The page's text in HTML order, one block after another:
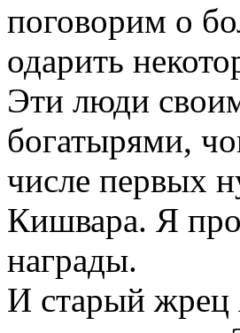
поговорим о
одарить
Эти люди
богатырями,
числе первых
Кишвара. Я
награды.
И старый жрец